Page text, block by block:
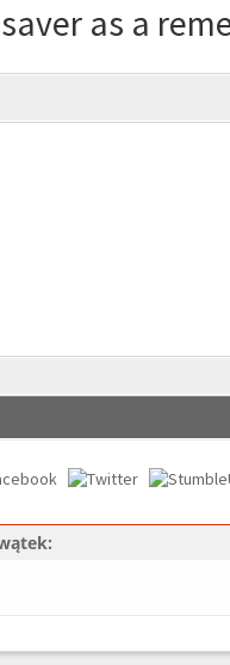
as a